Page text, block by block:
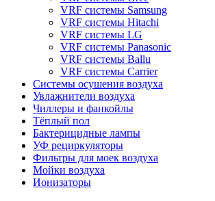
VRF системы Samsung
VRF системы Hitachi
VRF системы LG
VRF системы Panasonic
VRF системы Ballu
VRF системы Carrier
Системы осушения воздуха
Увлажнители воздуха
Чиллеры и фанкойлы
Тёплый пол
Бактерицидные лампы
УФ рециркуляторы
Фильтры для моек воздуха
Мойки воздуха
Ионизаторы